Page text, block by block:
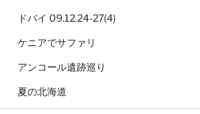
ドバイ 09.12.24-27(4)
ケニアでサファリ
アンコール遺跡巡り
夏の北海道